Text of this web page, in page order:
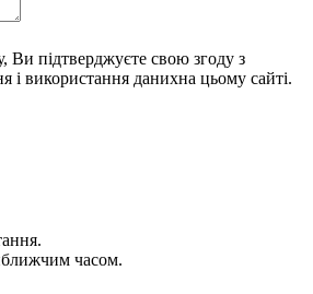
підтверджуєте свою згоду з
і використання данихна цьому сайті.
часом.